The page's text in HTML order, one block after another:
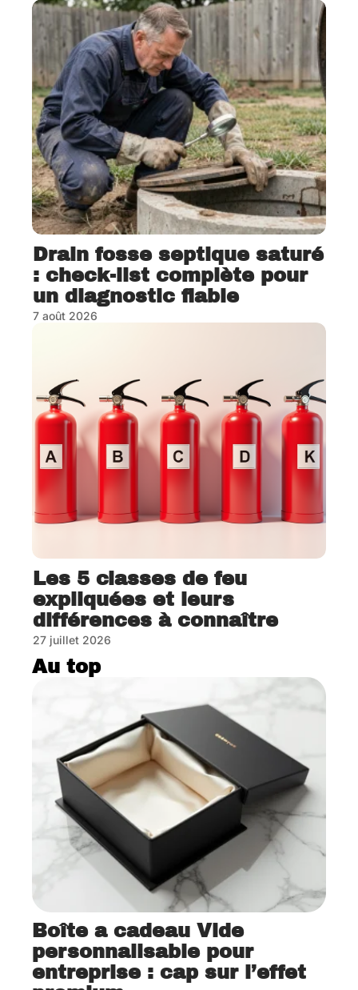
Drain fosse septique saturé
: check-list complète pour
un diagnostic fiable
7 août 2026
Les 5 classes de feu
expliquées et leurs
différences à connaître
27 juillet 2026
Au top
Boîte a cadeau Vide
personnalisable pour
entreprise : cap sur l’effet